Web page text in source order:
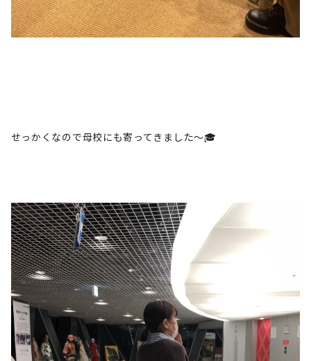
せっかくなので母校にも寄ってきました〜🎓